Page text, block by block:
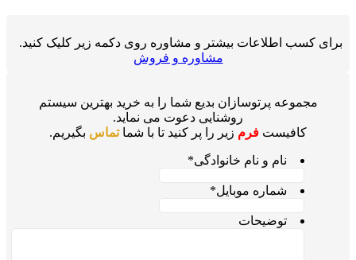
برای کسب اطلاعات بیشتر و مشاوره روی دکمه زیر کلیک کنید.
مشاوره و فروش
مجموعه پرتوسازان بدیع شما را به خرید بهترین سیستم
روشنایی دعوت می نماید.
کافیست فرم زیر را پر کنید تا با شماتماس بگیریم.
نام و نام خانوادگی*
شماره موبایل*
توضیحات